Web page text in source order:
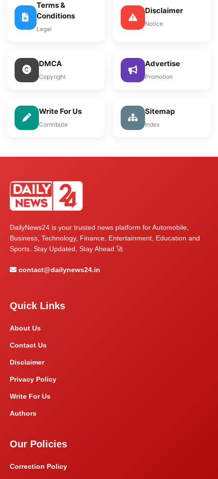
Terms &
Conditions
Legal
Disclaimer
Notice
DMCA
Copyright
Advertise
Promotion
Write For Us
Contribute
Sitemap
Index
DailyNews24 is your trusted news platform for Automobile,
Business, Technology, Finance, Entertainment, Education and
Sports. Stay Updated, Stay Ahead 🚀
contact@dailynews24.in
Quick Links
About Us
Contact Us
Disclaimer
Privacy Policy
Write For Us
Authors
Our Policies
Correction Policy